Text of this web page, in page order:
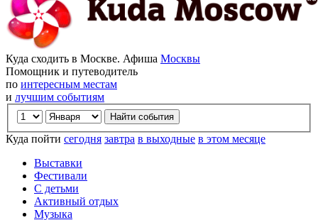
Куда сходить в Москве. Афиша Москвы
Помощник и путеводитель
по интересным местам
и лучшим событиям
Куда пойти сегодня завтра в выходные в этом месяце
Выставки
Фестивали
С детьми
Активный отдых
Музыка